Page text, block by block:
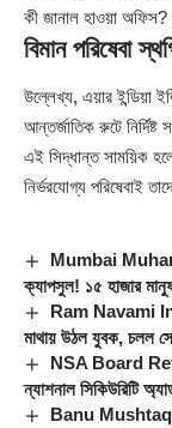
কী জানাল হাওয়া অফিস?
বিমান পরিষেবা
উল্লেখ্য, এয়ার ইন্ডিয়া
আন্তর্জাতিক রুটে
এই সিদ্ধান্ত সাময়িক
নির্ভরযোগ্য পরিষেবাই
Mumbai
ক্যাপসুল! ১৫ হাজার
Ram Navami In
মাথায় উঠল যুবক, চলল
NSA Board
ন্যাশনাল সিকিউরিটি
Banu Mushtaq: